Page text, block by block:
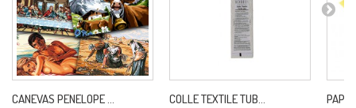
CANEVAS PENELOPE ... COLLE TEXTILE TUB...